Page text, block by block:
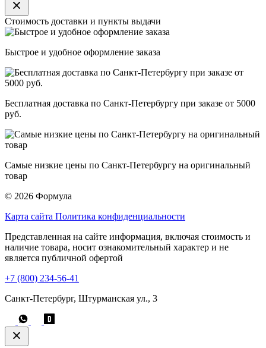
Стоимость доставки и пункты выдачи
Быстрое и удобное оформление заказа
Бесплатная доставка по Санкт-Петербургу при заказе от 5000
руб.
Самые низкие цены по Санкт-Петербургу на оригинальный
товар
© 2026 Формула
Карта сайта Политика конфиденциальности
Представленная на сайте информация, включая стоимость и
наличие товара, носит ознакомительный характер и не
является публичной офертой
+7 (800) 234-56-41
Санкт-Петербург, Штурманская ул., 3